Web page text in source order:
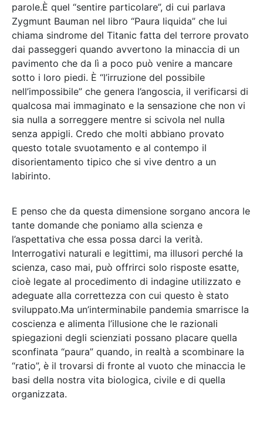
parole.È quel “sentire particolare”, di cui parlava
Zygmunt Bauman nel libro “Paura liquida” che lui
chiama sindrome del Titanic fatta del terrore provato
dai passeggeri quando avvertono la minaccia di un
pavimento che da lì a poco può venire a mancare
sotto i loro piedi. È “l’irruzione del possibile
nell’impossibile” che genera l’angoscia, il verificarsi di
qualcosa mai immaginato e la sensazione che non vi
sia nulla a sorreggere mentre si scivola nel nulla
senza appigli. Credo che molti abbiano provato
questo totale svuotamento e al contempo il
disorientamento tipico che si vive dentro a un
labirinto.
E penso che da questa dimensione sorgano ancora le
tante domande che poniamo alla scienza e
l’aspettativa che essa possa darci la verità.
Interrogativi naturali e legittimi, ma illusori perché la
scienza, caso mai, può offrirci solo risposte esatte,
cioè legate al procedimento di indagine utilizzato e
adeguate alla correttezza con cui questo è stato
sviluppato.Ma un’interminabile pandemia smarrisce la
coscienza e alimenta l’illusione che le razionali
spiegazioni degli scienziati possano placare quella
sconfinata “paura” quando, in realtà a scombinare la
“ratio”, è il trovarsi di fronte al vuoto che minaccia le
basi della nostra vita biologica, civile e di quella
organizzata.